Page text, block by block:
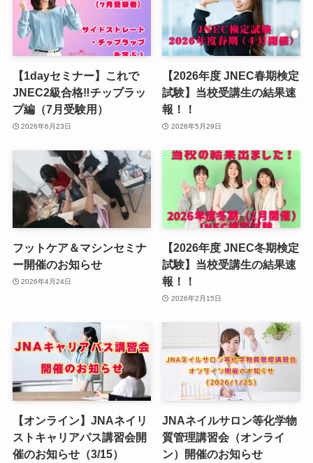
【1dayセミナー】これで
JNEC2級合格‼︎チップラッ
プ編（7月受験用）
2026年6月23日
【2026年度 JNEC春期検定
試験】当校受講生の結果速
報！！
2026年5月29日
フットケア＆マシンセミナ
ー開催のお知らせ
2026年4月24日
【2026年度 JNEC冬期検定
試験】当校受講生の結果速
報！！
2026年2月15日
【オンライン】JNAネイリ
ストキャリアパス講習会開
催のお知らせ（3/15）
JNAネイルサロン等化学物
質管理講習会（オンライ
ン）開催のお知らせ